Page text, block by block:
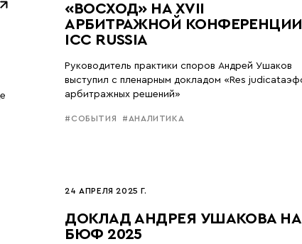
«ВОСХОД» НА XVII
АРБИТРАЖНОЙ КОНФЕРЕНЦИИ
ICC RUSSIA
Руководитель практики споров Андрей Ушаков
выступил с пленарным докладом «Res
арбитражных решений»
#СОБЫТИЯ #АНАЛИТИКА
24 АПРЕЛЯ 2025 Г.
ДОКЛАД АНДРЕЯ УШАКОВА НА
БЮФ 2025